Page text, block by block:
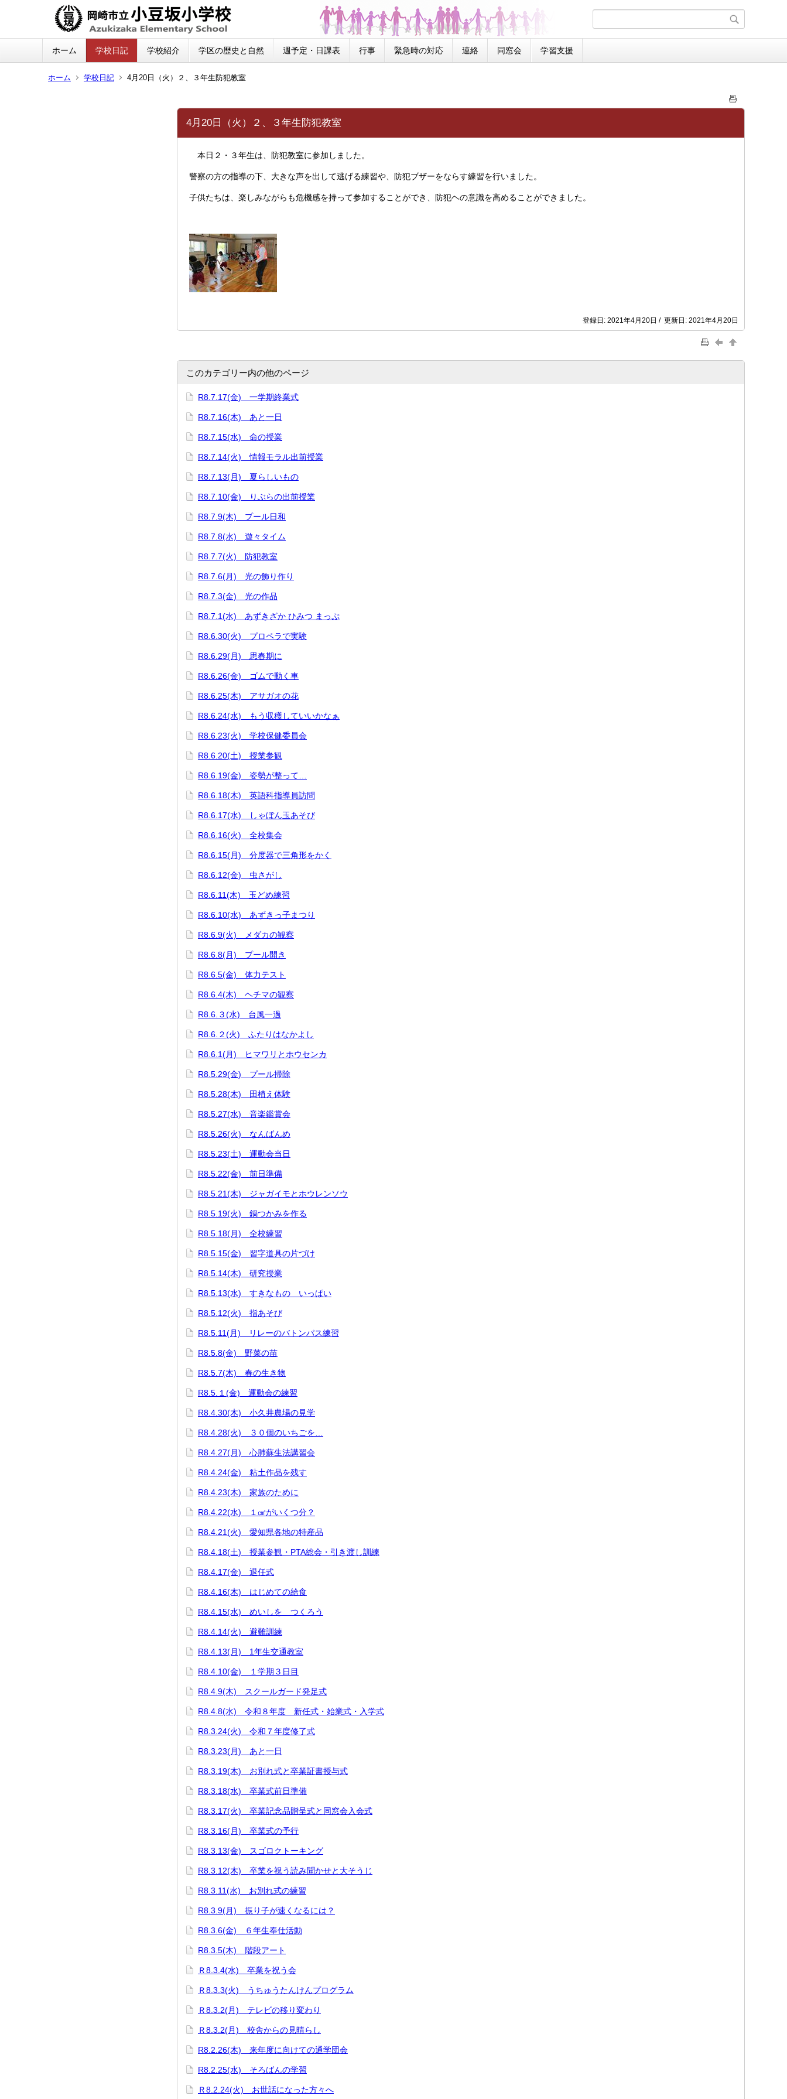
ホーム 学校日記 学校紹介 学区の歴史と自然 週予定・日課表 行事 緊急時の対応 連絡 同窓会 学習支援
ホーム 学校日記 4月20日（火）２、３年生防犯教室
4月20日（火）２、３年生防犯教室
本日２・３年生は、防犯教室に参加しました。
警察の方の指導の下、大きな声を出して逃げる練習や、防犯ブザーをならす練習を行いました。
子供たちは、楽しみながらも危機感を持って参加することができ、防犯ヘの意識を高めることができました。
登録日: 2021年4月20日 / 更新日: 2021年4月20日
このカテゴリー内の他のページ
R8.7.17(金) 一学期終業式
R8.7.16(木) あと一日
R8.7.15(水) 命の授業
R8.7.14(火) 情報モラル出前授業
R8.7.13(月) 夏らしいもの
R8.7.10(金) りぶらの出前授業
R8.7.9(木) プール日和
R8.7.8(水) 遊々タイム
R8.7.7(火) 防犯教室
R8.7.6(月) 光の飾り作り
R8.7.3(金) 光の作品
R8.7.1(水) あずきざか ひみつ まっぷ
R8.6.30(火) プロペラで実験
R8.6.29(月) 思春期に
R8.6.26(金) ゴムで動く車
R8.6.25(木) アサガオの花
R8.6.24(水) もう収穫していいかなぁ
R8.6.23(火) 学校保健委員会
R8.6.20(土) 授業参観
R8.6.19(金) 姿勢が整って…
R8.6.18(木) 英語科指導員訪問
R8.6.17(水) しゃぼん玉あそび
R8.6.16(火) 全校集会
R8.6.15(月) 分度器で三角形をかく
R8.6.12(金) 虫さがし
R8.6.11(木) 玉どめ練習
R8.6.10(水) あずきっ子まつり
R8.6.9(火) メダカの観察
R8.6.8(月) プール開き
R8.6.5(金) 体力テスト
R8.6.4(木) ヘチマの観察
R8.6.３(水) 台風一過
R8.6.２(火) ふたりはなかよし
R8.6.1(月) ヒマワリとホウセンカ
R8.5.29(金) プール掃除
R8.5.28(木) 田植え体験
R8.5.27(水) 音楽鑑賞会
R8.5.26(火) なんばんめ
R8.5.23(土) 運動会当日
R8.5.22(金) 前日準備
R8.5.21(木) ジャガイモとホウレンソウ
R8.5.19(火) 鍋つかみを作る
R8.5.18(月) 全校練習
R8.5.15(金) 習字道具の片づけ
R8.5.14(木) 研究授業
R8.5.13(水) すきなもの いっぱい
R8.5.12(火) 指あそび
R8.5.11(月) リレーのバトンパス練習
R8.5.8(金) 野菜の苗
R8.5.7(木) 春の生き物
R8.5.１(金) 運動会の練習
R8.4.30(木) 小久井農場の見学
R8.4.28(火) ３０個のいちごを…
R8.4.27(月) 心肺蘇生法講習会
R8.4.24(金) 粘土作品を残す
R8.4.23(木) 家族のために
R8.4.22(水) １㎤がいくつ分？
R8.4.21(火) 愛知県各地の特産品
R8.4.18(土) 授業参観・PTA総会・引き渡し訓練
R8.4.17(金) 退任式
R8.4.16(木) はじめての給食
R8.4.15(水) めいしを つくろう
R8.4.14(火) 避難訓練
R8.4.13(月) 1年生交通教室
R8.4.10(金) １学期３日目
R8.4.9(木) スクールガード発足式
R8.4.8(水) 令和８年度 新任式・始業式・入学式
R8.3.24(火) 令和７年度修了式
R8.3.23(月) あと一日
R8.3.19(木) お別れ式と卒業証書授与式
R8.3.18(水) 卒業式前日準備
R8.3.17(火) 卒業記念品贈呈式と同窓会入会式
R8.3.16(月) 卒業式の予行
R8.3.13(金) スゴロクトーキング
R8.3.12(木) 卒業を祝う読み聞かせと大そうじ
R8.3.11(水) お別れ式の練習
R8.3.9(月) 振り子が速くなるには？
R8.3.6(金) ６年生奉仕活動
R8.3.5(木) 階段アート
Ｒ8.3.4(水) 卒業を祝う会
Ｒ8.3.3(火) うちゅうたんけんプログラム
Ｒ8.3.2(月) テレビの移り変わり
Ｒ8.3.2(月) 校舎からの見晴らし
R8.2.26(木) 来年度に向けての通学団会
R8.2.25(水) そろばんの学習
Ｒ8.2.24(火) お世話になった方々へ